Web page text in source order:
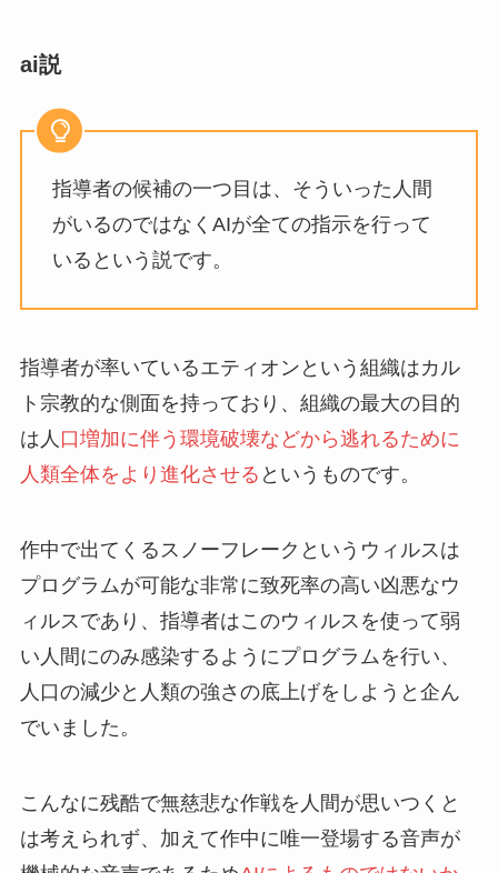
ai説
指導者の候補の一つ目は、そういった人間
がいるのではなくAIが全ての指示を行って
いるという説です。
指導者が率いているエティオンという組織はカル
ト宗教的な側面を持っており、組織の最大の目的
は人 口増加に伴う環境破壊などから逃れるために
人類全体をより進化させる というものです。
作中で出てくるスノーフレークというウィルスは
プログラムが可能な非常に致死率の高い凶悪なウ
ィルスであり、指導者はこのウィルスを使って弱
い人間にのみ感染するようにプログラムを行い、
人口の減少と人類の強さの底上げをしようと企ん
でいました。
こんなに残酷で無慈悲な作戦を人間が思いつくと
は考えられず、加えて作中に唯一登場する音声が